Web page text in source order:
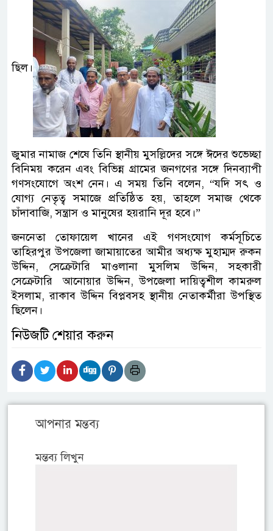
ছিল।
জুমার নামাজ শেষে তিনি স্থানীয় মুসল্লিদের সঙ্গে ঈদের শুভেচ্ছা
বিনিময় করেন এবং বিভিন্ন গ্রামের জনগণের সঙ্গে দিনব্যাপী
গণসংযোগে অংশ নেন। এ সময় তিনি বলেন, “যদি সৎ ও
যোগ্য নেতৃত্ব সমাজে প্রতিষ্ঠিত হয়, তাহলে সমাজ থেকে
চাঁদাবাজি, সন্ত্রাস ও মানুষের হয়রানি দূর হবে।”
জননেতা তোফায়েল খানের এই গণসংযোগ কর্মসূচিতে
তাহিরপুর উপজেলা জামায়াতের আমীর অধ্যক্ষ মুহাম্মদ রুকন
উদ্দিন, সেক্রেটারি মাওলানা মুসলিম উদ্দিন, সহকারী
সেক্রেটারি আনোয়ার উদ্দিন, উপজেলা দায়িত্বশীল কামরুল
ইসলাম, রাকাব উদ্দিন বিপ্লবসহ স্থানীয় নেতাকর্মীরা উপস্থিত
ছিলেন।
নিউজটি শেয়ার করুন
আপনার মন্তব্য
মন্তব্য লিখুন